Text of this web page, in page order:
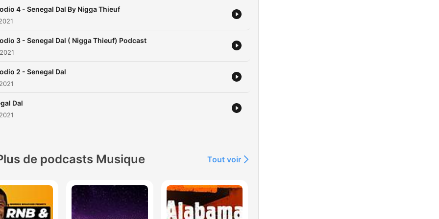
4 - Senegal Dal By Nigga Thieuf
3 - Senegal Dal ( Nigga Thieuf) Podcast
2 - Senegal Dal
Dal
de podcasts Musique Tout voir